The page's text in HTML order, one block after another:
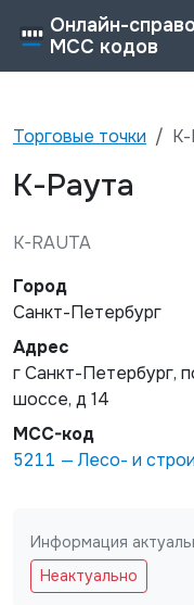
Онлайн-
MCC кодов
Торговые точки К-
К-Раута
K-RAUTA
Город
Санкт-Петербург
Адрес
г Санкт-Петербург,
шоссе, д 14
MCC-код
5211 —Лесо- и
Не заполняйте это
Информация
Неактуально